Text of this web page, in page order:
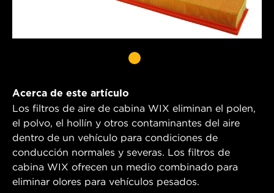
Acerca de este artículo
Los filtros de aire de cabina WIX eliminan el polen,
el polvo, el hollín y otros contaminantes del aire
dentro de un vehículo para condiciones de
conducción normales y severas. Los filtros de
cabina WIX ofrecen un medio combinado para
eliminar olores para vehículos pesados.